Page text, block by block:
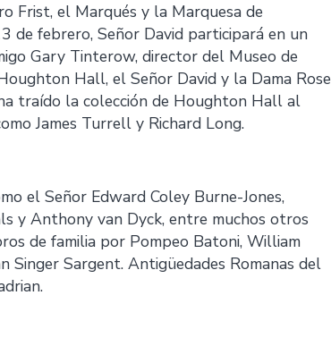
Frist, el Marqués y la Marquesa de
de febrero, Señor David participará en un
Gary Tinterow, director del Museo de
Hall, el Señor David y la Dama Rose
traído la colección de Houghton Hall al
James Turrell y Richard Long.
el Señor Edward Coley Burne-Jones,
y Anthony van Dyck, entre muchos otros
de familia por Pompeo Batoni, William
Singer Sargent. Antigüedades Romanas del